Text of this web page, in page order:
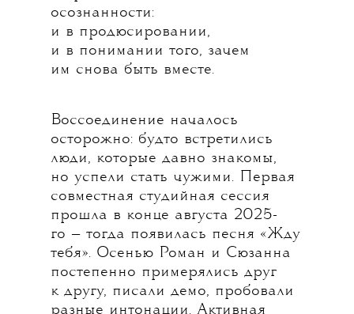
осознанности:
и в продюсировании,
и в понимании того, зачем
им снова быть вместе.
Воссоединение началось
осторожно: будто встретились
люди, которые давно знакомы,
но успели стать чужими. Первая
совместная студийная сессия
прошла в конце августа 2025-
го — тогда появилась песня «Жду
тебя». Осенью Роман и Сюзанна
постепенно примерялись друг
к другу, писали демо, пробовали
разные интонации. Активная